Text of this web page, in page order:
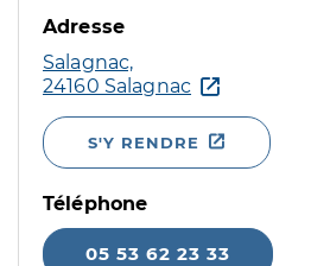
Adresse
Salagnac,
24160 Salagnac
S'Y RENDRE
Téléphone
05 53 62 23 33